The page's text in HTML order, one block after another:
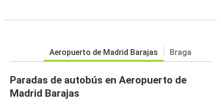
Aeropuerto de Madrid Barajas Braga
Paradas de autobús en Aeropuerto de
Madrid Barajas